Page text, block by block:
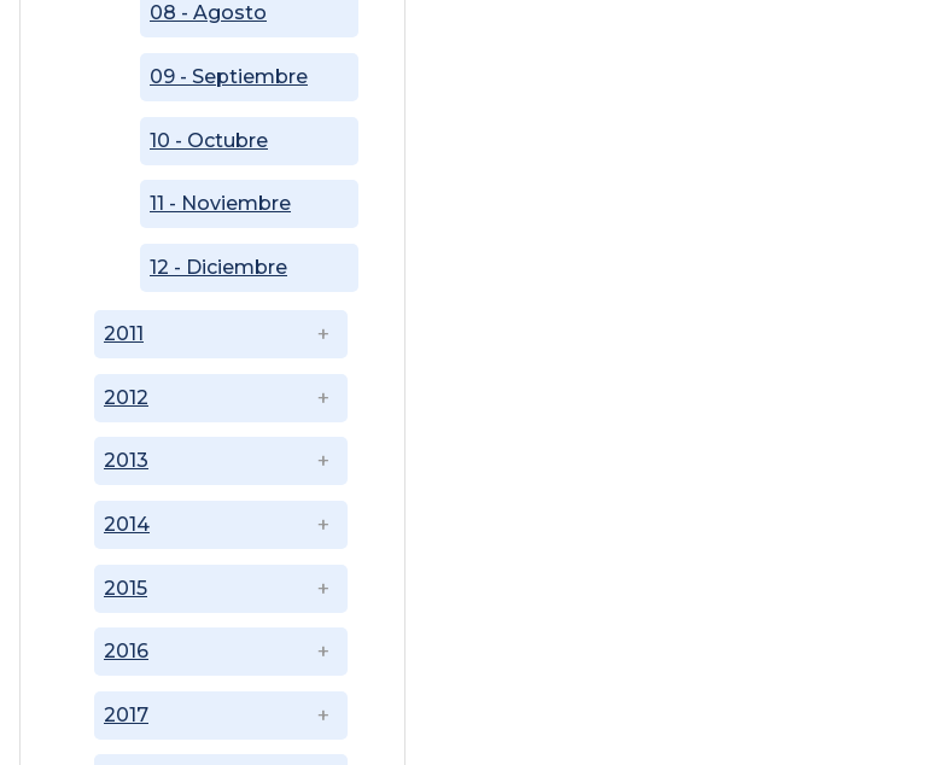
08 - Agosto
09 - Septiembre
10 - Octubre
11 - Noviembre
12 - Diciembre
2011
2012
2013
2014
2015
2016
2017